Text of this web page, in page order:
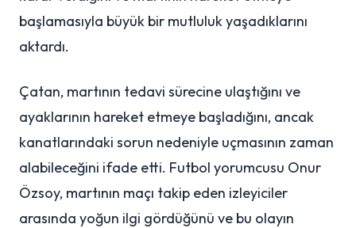
başlamasıyla büyük bir mutluluk yaşadıklarını
aktardı.
Çatan, martının tedavi sürecine ulaştığını ve
ayaklarının hareket etmeye başladığını, ancak
kanatlarındaki sorun nedeniyle uçmasının zaman
alabileceğini ifade etti. Futbol yorumcusu Onur
Özsoy, martının maçı takip eden izleyiciler
arasında yoğun ilgi gördüğünü ve bu olayın